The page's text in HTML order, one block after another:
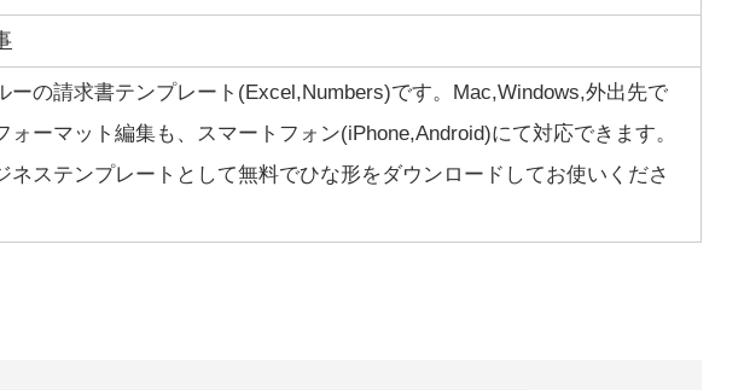
ーの請求書テンプレート(Excel,Numbers)です。Mac,Windows,外出先で
ォーマット編集も、スマートフォン(iPhone,Android)にて対応できます。
ネステンプレートとして無料でひな形をダウンロードしてお使いくださ